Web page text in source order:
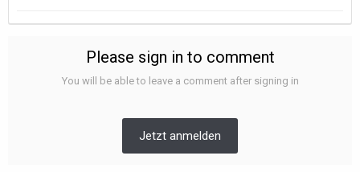
Please sign in to comment
You will be able to leave a comment after signing in
Jetzt anmelden